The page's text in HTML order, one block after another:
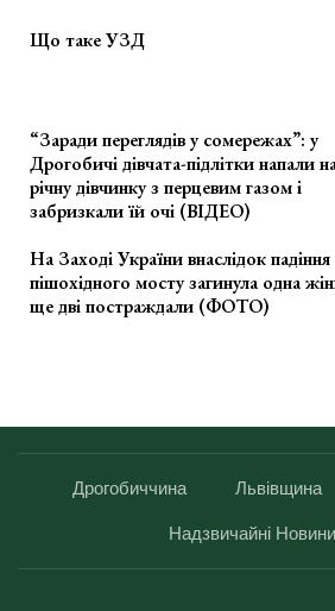
Що таке УЗД
“Заради переглядів у сомережах”: у
Дрогобичі дівчата-підлітки напали
річну дівчинку з перцевим газом і
забризкали їй очі (ВІДЕО)
На Заході України внаслідок падіння
пішохідного мосту загинула одна
ще дві постраждали (ФОТО)
Дрогобиччина Львівщина
Надзвичайні Новини